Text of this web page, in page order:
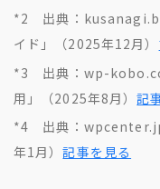
*2
出典：
イド」（2025年12月）
*3
出典：wp-
用」（2025年8月）記
*4 出典：
年1月）記事を見る